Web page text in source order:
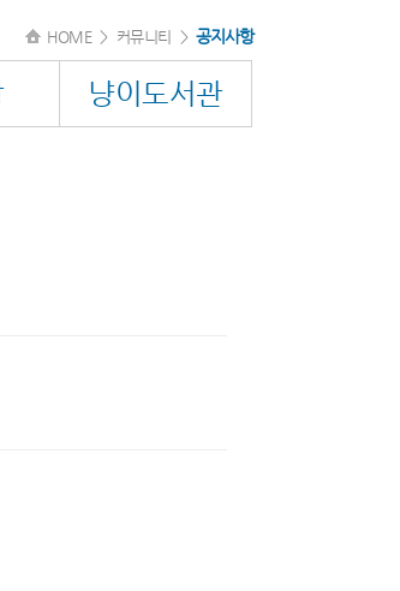
HOME> 커뮤니티 > 공지사항
냥이도서관